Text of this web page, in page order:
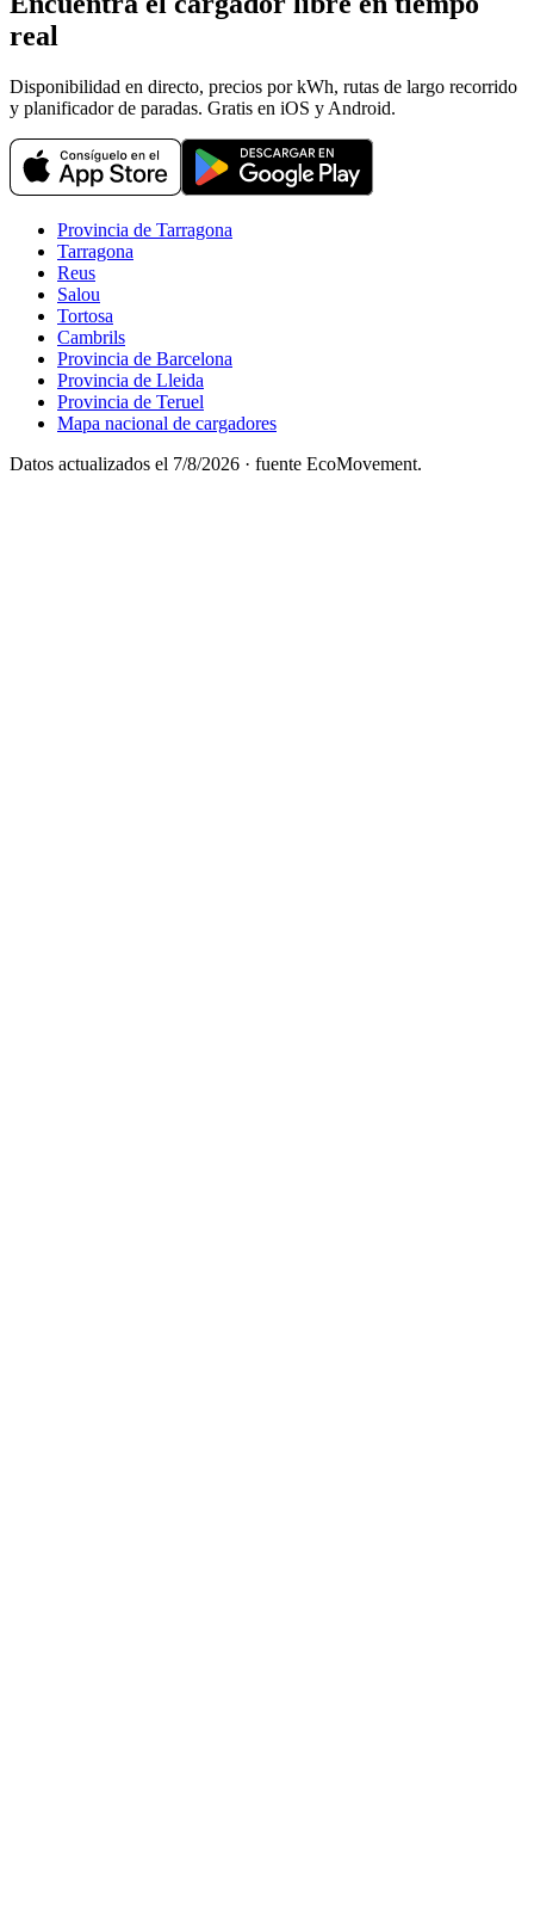
real
Disponibilidad en directo, precios por kWh, rutas de largo recorrido
y planificador de paradas. Gratis en iOS y Android.
Provincia de Tarragona
Tarragona
Reus
Salou
Tortosa
Cambrils
Provincia de Barcelona
Provincia de Lleida
Provincia de Teruel
Mapa nacional de cargadores
Datos actualizados el 7/8/2026 · fuente EcoMovement.